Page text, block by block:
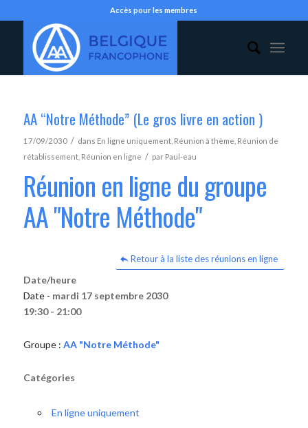
Accès pour les membres
AA “Notre Méthode” (Le gros livre en action )
17/09/2030 / dans En ligne uniquement, Réunion à thème Réunion de
rétablissement, Réunion en ligne / par Paul-eau
Réunion en ligne du groupe
AA "Notre Méthode"
Retour à la liste des réunions en ligne
Date/heure
Date - mardi 17 septembre 2030
19:30 - 21:00
Groupe : AA "Notre Méthode"
Catégories
En ligne uniquement